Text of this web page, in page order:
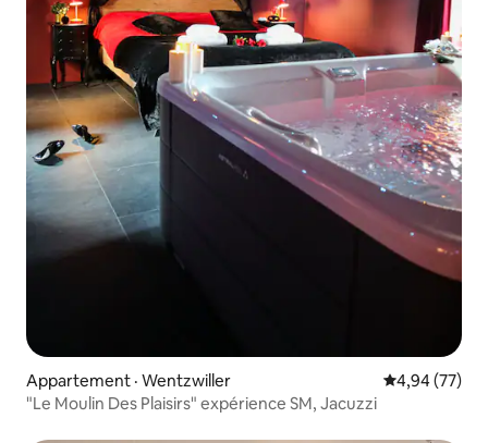
Appartement · Wentzwiller Note
4,94 (77)
"Le Moulin Des Plaisirs" expérience SM, Jacuzzi